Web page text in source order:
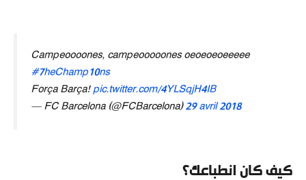
Campeoooones, campeooooones oeoeoeoeeeee
#7heChamp10ns
Força Barça!pic.twitter.com/4YLSqjH4IB
— FC Barcelona (@FCBarcelona)29 avril 2018
كيف كان انطباعك؟